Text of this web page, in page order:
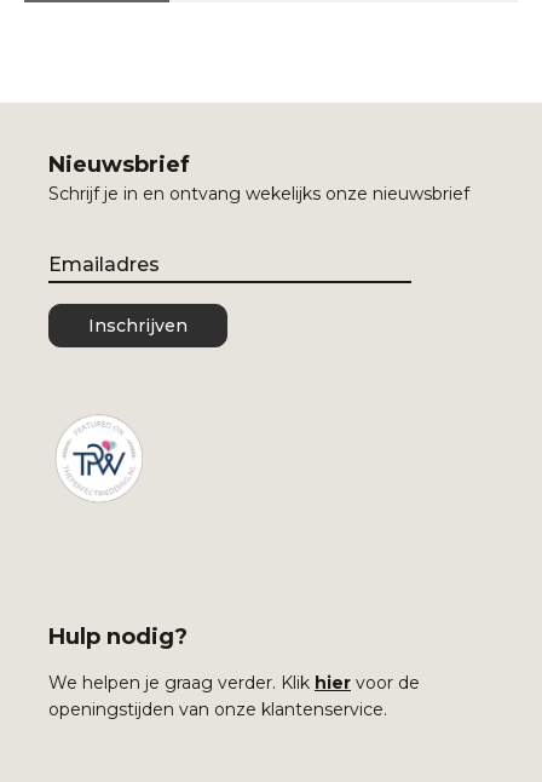
Nieuwsbrief
Schrijf je in en ontvang wekelijks onze nieuwsbrief
Email
Inschrijven
Hulp nodig?
We helpen je graag verder. Klik hier voor de
openingstijden van onze klantenservice.